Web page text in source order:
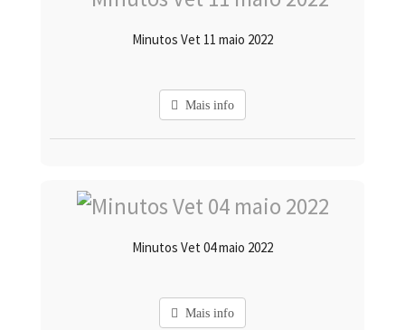
Minutos Vet 11 maio 2022
Mais info
Minutos Vet 04 maio 2022
Mais info